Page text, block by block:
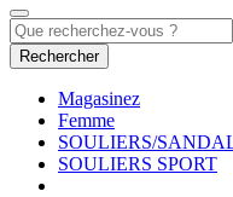
Rechercher
Magasinez
Femme
SOULIERS/
SOULIERS SPORT